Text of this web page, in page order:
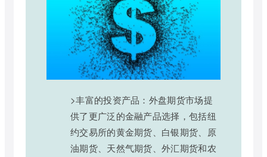
>丰富的投资产品：外盘期货市场提
供了更广泛的金融产品选择，包括纽
约交易所的黄金期货、白银期货、原
油期货、天然气期货、外汇期货和农